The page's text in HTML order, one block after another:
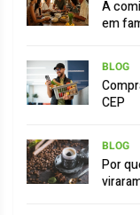
A
em
BLOG
CEP
BLOG
Por